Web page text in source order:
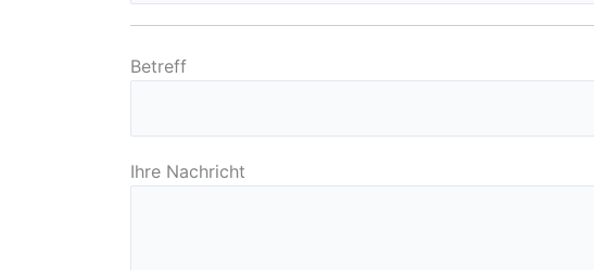
Betreff
Ihre Nachricht